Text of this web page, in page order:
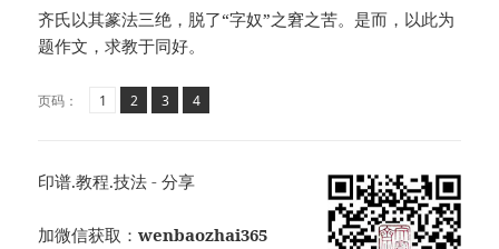
齐氏以其篆法三绝，脱了“字奴”之窘之苦。是而，以此为
题作文，求教于同好。
页码： 页1 ,
页
2 ,
页
3 ,
页
4
印谱.教程.技法 - 分享
加微信获取：wenbaozhai365